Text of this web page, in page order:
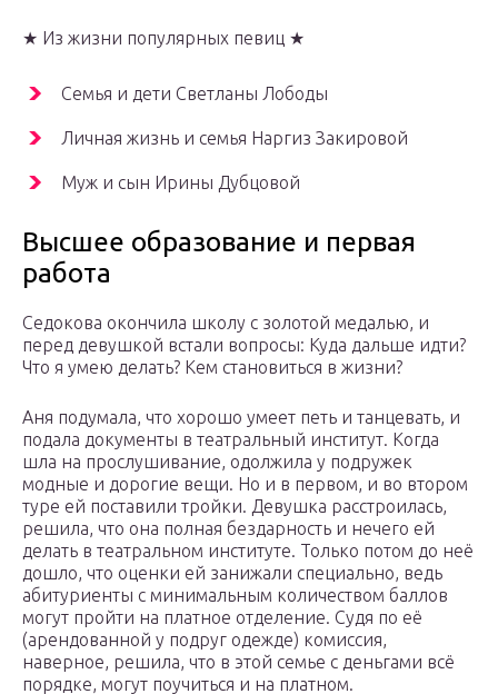
★ Из жизни популярных певиц ★
Семья и дети Светланы Лободы
Личная жизнь и семья Наргиз Закировой
Муж и сын Ирины Дубцовой
Высшее образование и первая
работа
Седокова окончила школу с золотой медалью, и
перед девушкой встали вопросы: Куда дальше идти?
Что я умею делать? Кем становиться в жизни?
Аня подумала, что хорошо умеет петь и танцевать, и
подала документы в театральный институт. Когда
шла на прослушивание, одолжила у подружек
модные и дорогие вещи. Но и в первом, и во втором
туре ей поставили тройки. Девушка расстроилась,
решила, что она полная бездарность и нечего ей
делать в театральном институте. Только потом до неё
дошло, что оценки ей занижали специально, ведь
абитуриенты с минимальным количеством баллов
могут пройти на платное отделение. Судя по её
(арендованной у подруг одежде) комиссия,
наверное, решила, что в этой семье с деньгами всё
порядке, могут поучиться и на платном.